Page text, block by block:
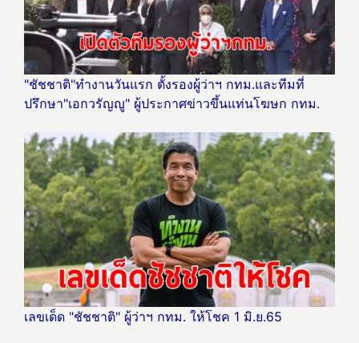
"ชัชชาติ"ทำงานวันแรก ตั้งรองผู้ว่าฯ​ กทม.และทีมที่
ปรึกษา"เอกวรัญญู" ผู้ประกาศข่าวขึ้นแท่นโฆษก กทม.
เลขเด็ด "ชัชชาติ" ผู้ว่าฯ กทม. ให้โชค 1 มิ.ย.65